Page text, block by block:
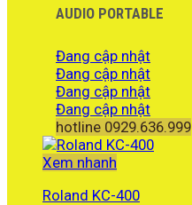
AUDIO PORTABLE
Đang cập nhật
Đang cập nhật
Đang cập nhật
Đang cập nhật
hotline 0929.636.999
Xem nhanh
Roland KC-400